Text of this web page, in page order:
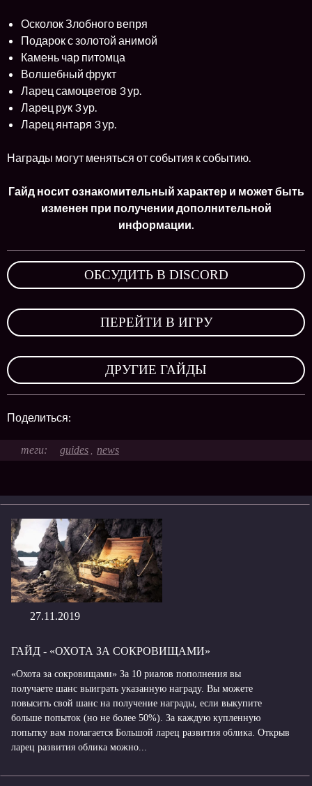
Осколок Злобного вепря
Подарок с золотой анимой
Камень чар питомца
Волшебный фрукт
Ларец самоцветов 3 ур.
Ларец рук 3 ур.
Ларец янтаря 3 ур.
Награды могут меняться от события к событию.
Гайд носит ознакомительный характер и может быть
изменен при получении дополнительной
информации.
ОБСУДИТЬ В DISCORD
ПЕРЕЙТИ В ИГРУ
ДРУГИЕ ГАЙДЫ
Поделиться:
guides , news
27.11.2019
ГАЙД - «ОХОТА ЗА СОКРОВИЩАМИ»
«Охота за сокровищами» За 10 риалов пополнения вы
получаете шанс выиграть указанную награду. Вы можете
повысить свой шанс на получение награды, если выкупите
больше попыток (но не более 50%). За каждую купленную
попытку вам полагается Большой ларец развития облика. Открыв
ларец развития облика можно...